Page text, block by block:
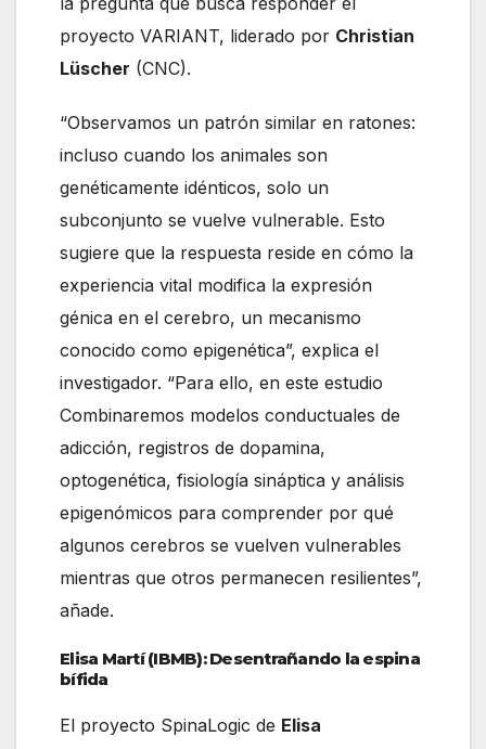
proyecto VARIANT, liderado por Christian
Lüscher (CNC).
“Observamos un patrón similar en ratones:
incluso cuando los animales son
genéticamente idénticos, solo un
subconjunto se vuelve vulnerable. Esto
sugiere que la respuesta reside en cómo la
experiencia vital modifica la expresión
génica en el cerebro, un mecanismo
conocido como epigenética”, explica el
investigador. “Para ello, en este estudio
Combinaremos modelos conductuales de
adicción, registros de dopamina,
optogenética, fisiología sináptica y análisis
epigenómicos para comprender por qué
algunos cerebros se vuelven vulnerables
mientras que otros permanecen resilientes”,
añade.
Elisa Martí (IBMB): Desentrañando la espina
bífida
El proyecto SpinaLogic de Elisa